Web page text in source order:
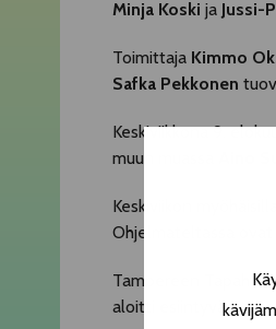
Minja Koski ja Jussi-
Toimittaja Kimmo
Safka Pekkonen
Keskiviikkona 9.
muun muassa
Keskiviikon
Ohjelmateltassa ovat
Tampereen
aloitti esiintyvän